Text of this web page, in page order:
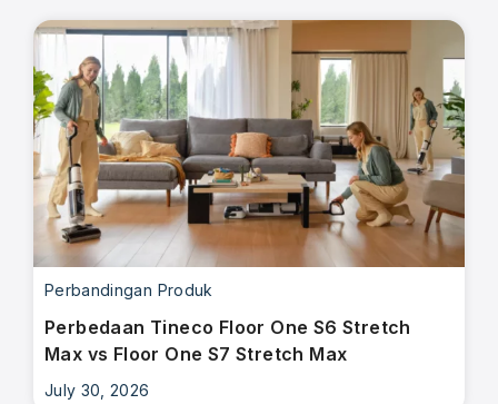
Perbandingan Produk
Perbedaan Tineco Floor One S6 Stretch
Max vs Floor One S7 Stretch Max
July 30, 2026